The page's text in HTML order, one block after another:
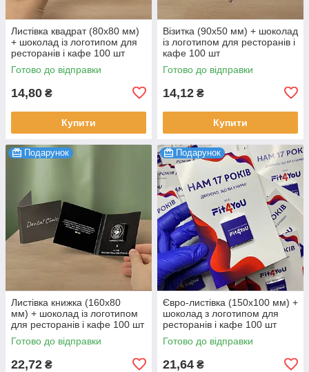
Листівка квадрат (80х80 мм)
+ шоколад із логотипом для
ресторанів і кафе 100 шт
Готово до відправки
14,80 ₴
Купити
Візитка (90х50 мм) + шоколад
із логотипом для ресторанів і
кафе 100 шт
Готово до відправки
14,12 ₴
Купити
Подарунок
Листівка книжка (160х80
мм) + шоколад із логотипом
для ресторанів і кафе 100 шт
Готово до відправки
22,72 ₴
Подарунок
Євро-листівка (150х100 мм) +
шоколад з логотипом для
ресторанів і кафе 100 шт
Готово до відправки
21,64 ₴